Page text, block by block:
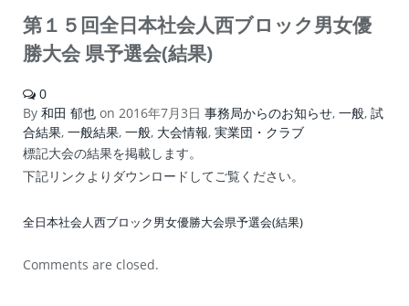
第１５回全日本社会人西ブロック男女優
勝大会 県予選会(結果)
0
By 和田 郁也 on 2016年7月3日 事務局からのお知らせ, 一般, 試
合結果, 一般結果, 一般, 大会情報, 実業団・クラブ
標記大会の結果を掲載します。
下記リンクよりダウンロードしてご覧ください。
全日本社会人西ブロック男女優勝大会県予選会(結果)
Comments are closed.